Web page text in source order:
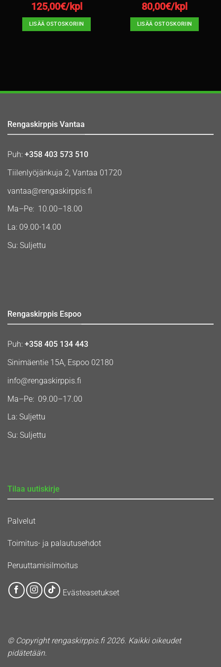
125,00€/kpl
LISÄÄ OSTOSKORIIN
80,00€/kpl
LISÄÄ OSTOSKORIIN
Rengaskirppis Vantaa
Puh: +358 403 573 510
Tiilenlyöjänkuja 2, Vantaa 01720
vantaa@rengaskirppis.fi
Ma–Pe: 10.00–18.00
La: 09.00-14.00
Su: Suljettu
Rengaskirppis Espoo
Puh: +358 405 134 443
Sinimäentie 15A, Espoo 02180
info@rengaskirppis.fi
Ma–Pe: 09.00–17.00
La: Suljettu
Su: Suljettu
Tilaa uutiskirje
Palvelut
Toimitus- ja palautusehdot
Peruuttamisilmoitus
Evästeasetukset
© Copyright rengaskirppis.fi 2026. Kaikki oikeudet
pidätetään.